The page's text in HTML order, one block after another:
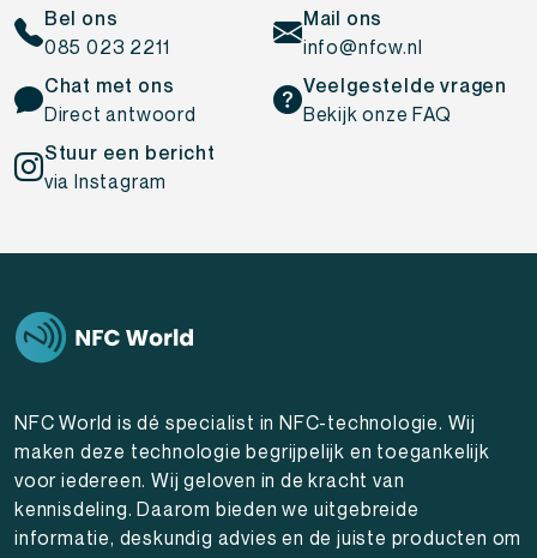
Bel ons
085 023 2211
Mail ons
info@nfcw.nl
Chat met ons
Direct antwoord
Veelgestelde vragen
Bekijk onze FAQ
Stuur een bericht
via Instagram
NFC World is dé specialist in NFC-technologie. Wij
maken deze technologie begrijpelijk en toegankelijk
voor iedereen. Wij geloven in de kracht van
kennisdeling. Daarom bieden we uitgebreide
informatie, deskundig advies en de juiste producten om